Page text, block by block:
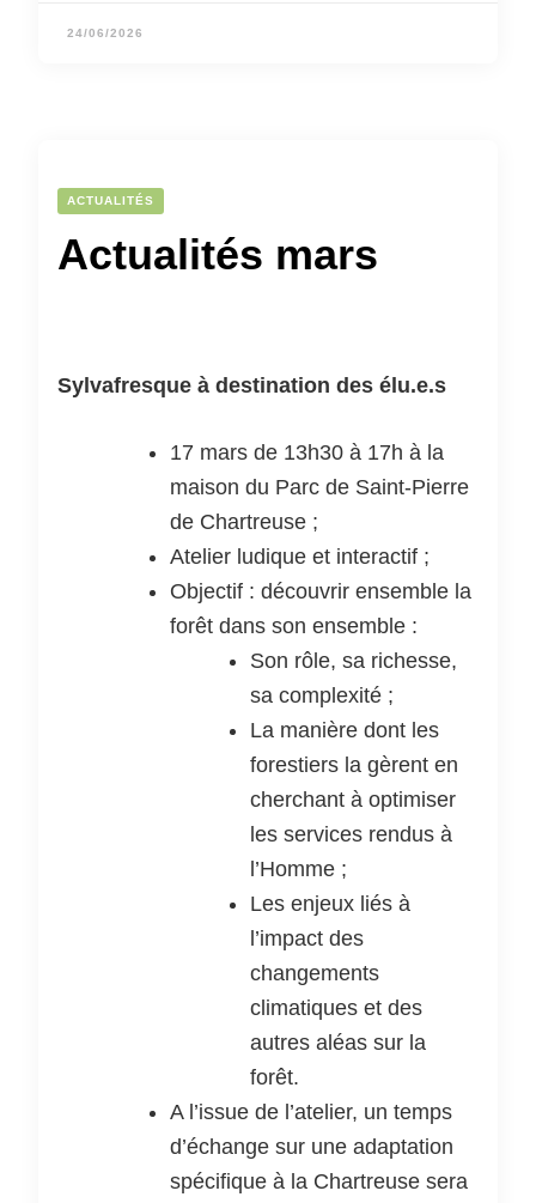
24/06/2026
ACTUALITÉS
Actualités mars
Sylvafresque à destination des élu.e.s
17 mars de 13h30 à 17h à la
maison du Parc de Saint-Pierre
de Chartreuse ;
Atelier ludique et interactif ;
Objectif : découvrir ensemble la
forêt dans son ensemble :
Son rôle, sa richesse,
sa complexité ;
La manière dont les
forestiers la gèrent en
cherchant à optimiser
les services rendus à
l’Homme ;
Les enjeux liés à
l’impact des
changements
climatiques et des
autres aléas sur la
forêt.
A l’issue de l’atelier, un temps
d’échange sur une adaptation
spécifique à la Chartreuse sera